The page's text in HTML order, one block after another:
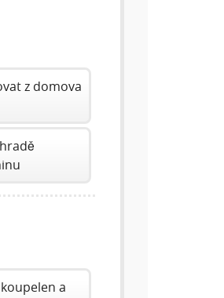
z domova
a